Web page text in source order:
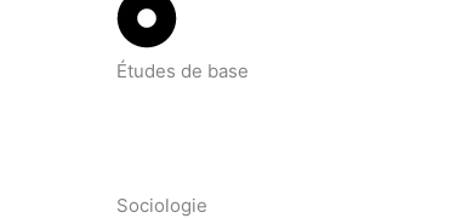
Études de base
Sociologie